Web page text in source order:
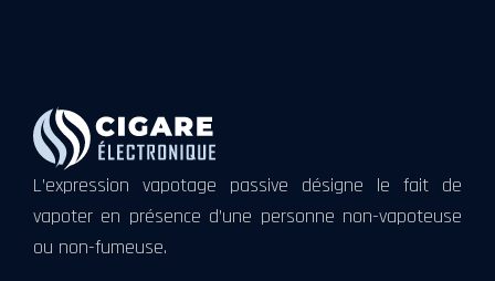
L’expression vapotage passive désigne le fait de
vapoter en présence d’une personne non-vapoteuse
ou non-fumeuse.